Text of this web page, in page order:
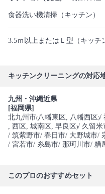
食器洗い機清掃（キッチン）
3.5ｍ以上またはＬ型（キッチ
キッチンクリーニングの対応
九州・沖縄近県
[福岡県]
北九州市(八幡東区 , 八幡西区)/
, 西区 , 城南区 , 早良区)/ 久留米
/ 筑紫野市/ 春日市/ 大野城市/
/ 宮若市/ 糸島市/ 那珂川市/ 糟
このプロのおすすめセット